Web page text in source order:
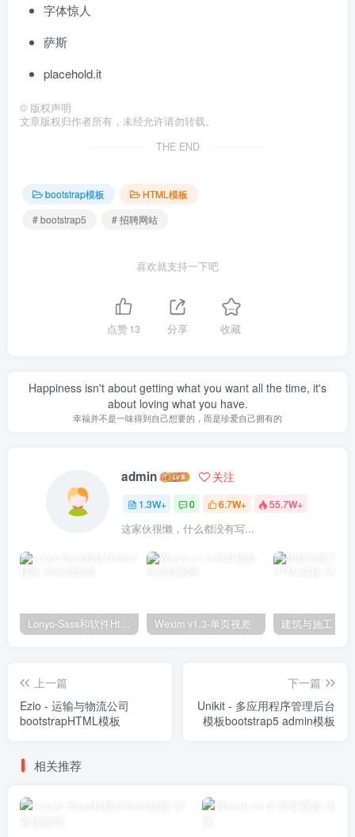
字体惊人
萨斯
placehold.it
© 版权声明
文章版权归作者所有，未经允许请勿转载。
THE END
bootstrap模板
HTML模板
# bootstrap5
# 招聘网站
喜欢就支持一下吧
点赞13 分享 收藏
Happiness isn't about getting what you want all the time, it's
about loving what you have.
幸福并不是一味得到自己想要的，而是珍爱自己拥有的
admin 关注
1.3W+ 0 6.7W+ 55.7W+
这家伙很懒，什么都没有写...
Lonyo-Sass和软件Html模板 Wexim v1.3-单页视差
上一篇
Ezio - 运输与物流公司
bootstrapHTML模板
下一篇
Unikit - 多应用程序管理后台
模板bootstrap5 admin模板
相关推荐